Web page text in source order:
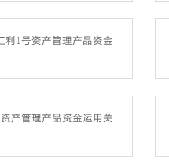
利1号资产管理产品资金
产管理产品资金运用关